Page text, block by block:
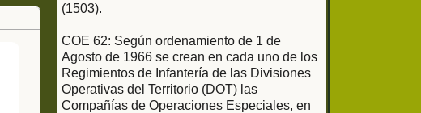
(1503).
COE 62: Según ordenamiento de 1 de
Agosto de 1966 se crean en cada uno de los
Regimientos de Infantería de las Divisiones
Operativas del Territorio (DOT) las
Compañías de Operaciones Especiales, en